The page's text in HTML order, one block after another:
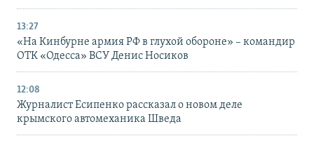
13:27
«На Кинбурне армия РФ в глухой обороне» – командир
ОТК «Одесса» ВСУ Денис Носиков
12:08
Журналист Есипенко рассказал о новом деле
крымского автомеханика Шведа